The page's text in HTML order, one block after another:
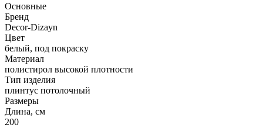
Основные
Бренд
Decor-Dizayn
Цвет
белый, под покраску
Материал
полистирол высокой плотности
Тип изделия
плинтус потолочный
Размеры
Длина, см
200